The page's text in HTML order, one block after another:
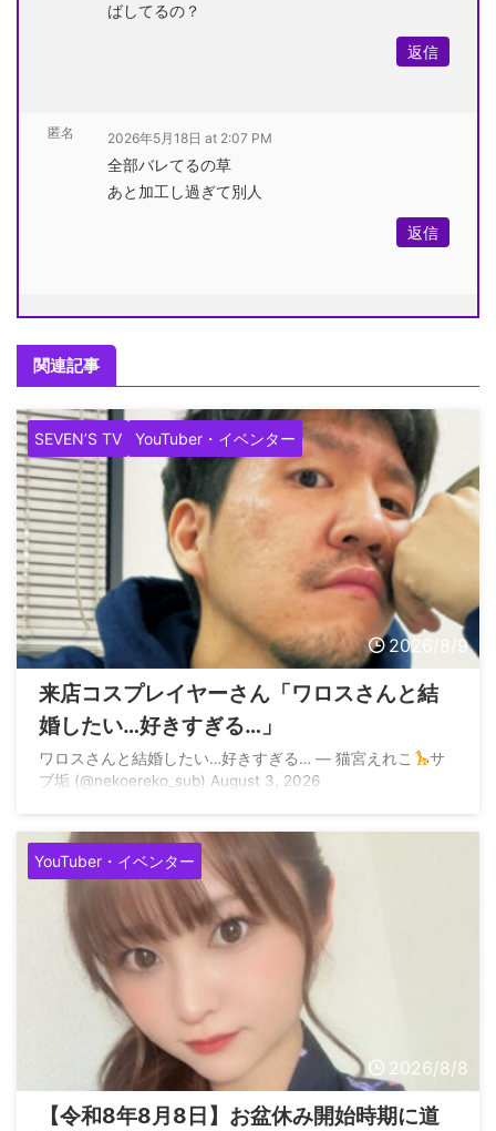
ばしてるの？
返信
匿名 2026年5月18日 at 2:07 PM
全部バレてるの草
あと加工し過ぎて別人
返信
関連記事
SEVEN’S TV YouTuber・イベンター
2026/8/9
来店コスプレイヤーさん「ワロスさんと結
婚したい…好きすぎる…」
ワロスさんと結婚したい…好きすぎる… — 猫宮えれこ
サ
ブ垢 (@nekoereko_sub) August 3, 2026
YouTuber・イベンター
2026/8/8
【令和8年8月8日】お盆休み開始時期に道